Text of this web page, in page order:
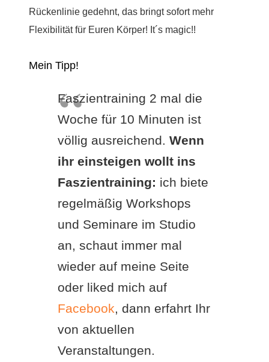
Rückenlinie gedehnt, das bringt sofort mehr
Flexibilität für Euren Körper! It´s magic!!
Mein Tipp!
Faszientraining 2 mal die
Woche für 10 Minuten ist
völlig ausreichend. Wenn
ihr einsteigen wollt ins
Faszientraining: ich biete
regelmäßig Workshops
und Seminare im Studio
an, schaut immer mal
wieder auf meine Seite
oder liked mich auf
Facebook, dann erfahrt Ihr
von aktuellen
Veranstaltungen.